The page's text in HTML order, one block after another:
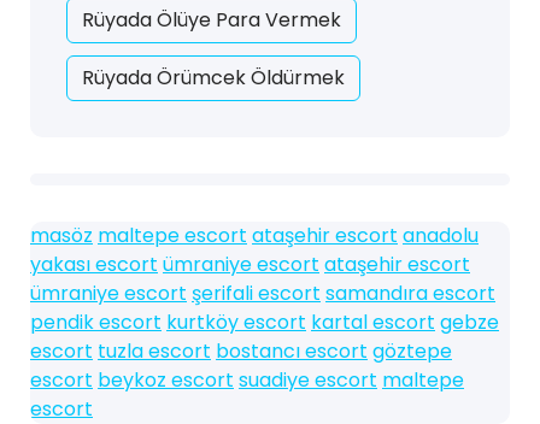
Rüyada Ölüye Para Vermek
Rüyada Örümcek Öldürmek
masöz maltepe escort ataşehir escort anadolu
yakası escort ümraniye escort ataşehir escort
ümraniye escort şerifali escort samandıra escort
pendik escort kurtköy escort kartal escort gebze
escort tuzla escort bostancı escort göztepe
escort beykoz escort suadiye escort maltepe
escort